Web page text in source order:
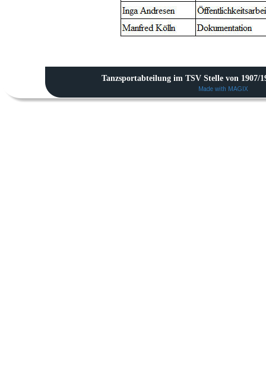
Tanzsportabteilung im TSV Stelle von 1907/
Made with MAGIX